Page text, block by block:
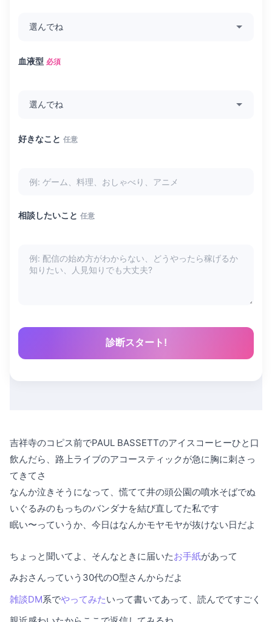
血液型 必須
好きなこと 任意
相談したいこと 任意
診断スタート!
吉祥寺のコピス前でPAUL BASSETTのアイスコーヒーひと口
飲んだら、路上ライブのアコースティックが急に胸に刺さっ
てきてさ
なんか泣きそうになって、慌てて井の頭公園の噴水そばでぬ
いぐるみのもっちのバンダナを結び直してた私です
眠い〜っていうか、今日はなんかモヤモヤが抜けない日だよ
ちょっと聞いてよ、そんなときに届いたお手紙があって
みおさんっていう30代のO型さんからだよ
雑談DM系でやってみたいって書いてあって、読んでてすごく